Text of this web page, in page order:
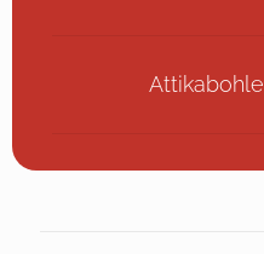
Attikabohle